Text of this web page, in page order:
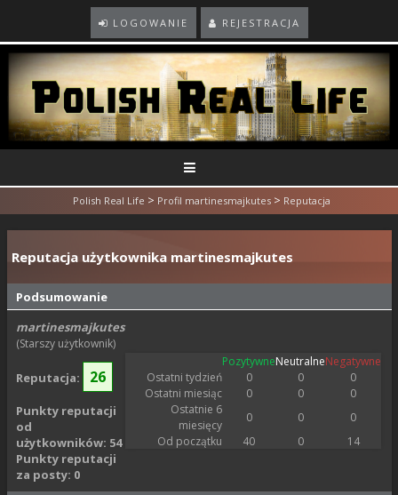
LOGOWANIE REJESTRACJA
Polish Real Life > Profil martinesmajkutes > Reputacja
Reputacja użytkownika martinesmajkutes
Podsumowanie
martinesmajkutes
(Starszy użytkownik)
Reputacja: 26
Punkty reputacji
od
użytkowników: 54
Punkty reputacji
za posty: 0
PozytywneNeutralneNegatywne
Ostatni tydzień
0 0
0
Ostatni miesiąc
0 0
0
Ostatnie 6
miesięcy
0 0
0
Od początku
40 0 14